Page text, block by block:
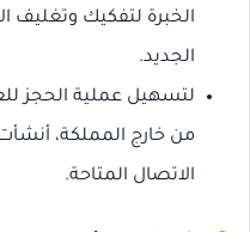
الخبرة لتفكيك وتغليف
الجديد.
لتسهيل عملية الحجز
من خارج المملكة،
الاتصال المتاحة.